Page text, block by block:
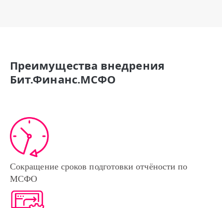
Преимущества внедрения
Бит.Финанс.МСФО
Сокращение сроков подготовки отчёности по
МСФО